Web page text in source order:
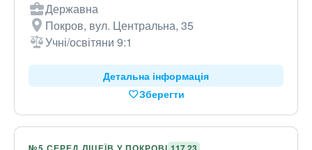
Державна
Покров, вул. Центральна, 35
Учні/освітяни 9:1
Детальна інформація
Зберегти